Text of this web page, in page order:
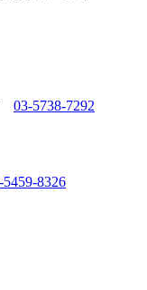
03-5738-7292
5459-8326